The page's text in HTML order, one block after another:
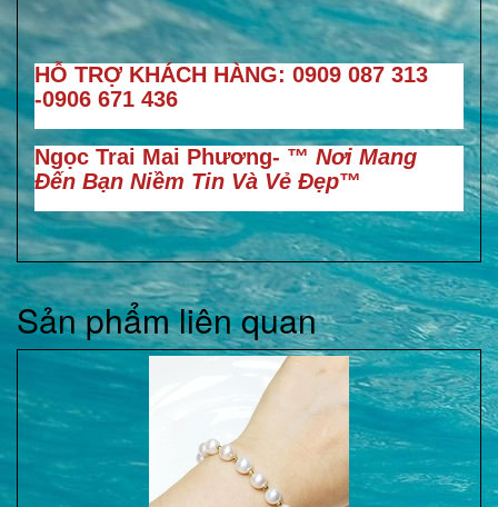
HỖ TRỢ KHÁCH HÀNG: 0909 087 313
-0906 671 436
Ngọc Trai Mai Phương- ™ Nơi Mang
Đến Bạn Niềm Tin Và Vẻ Đẹp™
Sản phẩm liên quan